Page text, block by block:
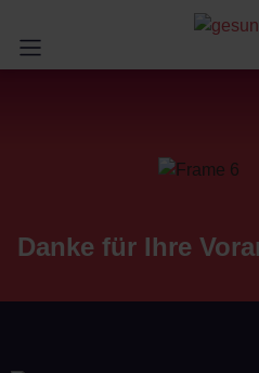
Danke für Ihre